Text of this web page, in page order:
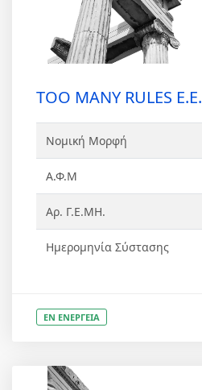
TOO MANY RULES Ε.Ε.
Νομική Μορφή
Α.Φ.Μ
Αρ. Γ.Ε.ΜΗ.
Ημερομηνία Σύστασης
ΕΝ ΕΝΕΡΓΕΙΑ